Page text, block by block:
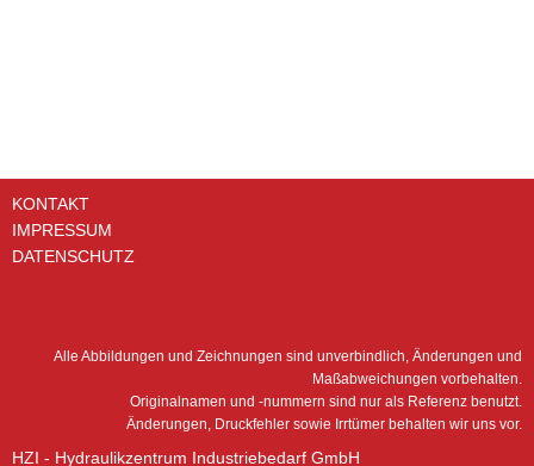
KONTAKT
IMPRESSUM
DATENSCHUTZ
Alle Abbildungen und Zeichnungen sind unverbindlich, Änderungen und
Maßabweichungen vorbehalten.
Originalnamen und -nummern sind nur als Referenz benutzt.
Änderungen, Druckfehler sowie Irrtümer behalten wir uns vor.
HZI - Hydraulikzentrum Industriebedarf GmbH